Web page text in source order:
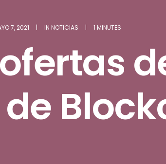
7, 2021 | IN NOTICIAS | 1 MINUTES